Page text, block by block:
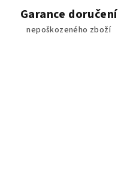
Garance doručení
nepoškozeného zboží